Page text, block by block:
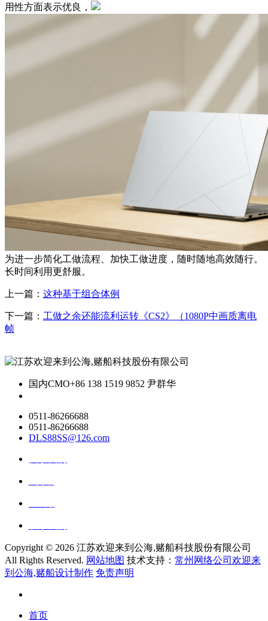
用性方面表示优良，
为进一步简化工做流程、加快工做进度，随时随地高效随行。
长时间利用更舒服。
上一篇： 这种基于组合体例
下一篇： 工做之余还能流利运转《CS2》（1080P中画质离电
帧
国内CMO+86 138 1519 9852 尹群华
0511-86266688
0511-86266688
DLS88SS@126.com
Copyright © 2026 江苏欢迎来到公海,赌船科技股份有限公司
All Rights Reserved. 网站地图 技术支持： 常州网络公司欢迎来
到公海,赌船设计制作 免责声明
首页